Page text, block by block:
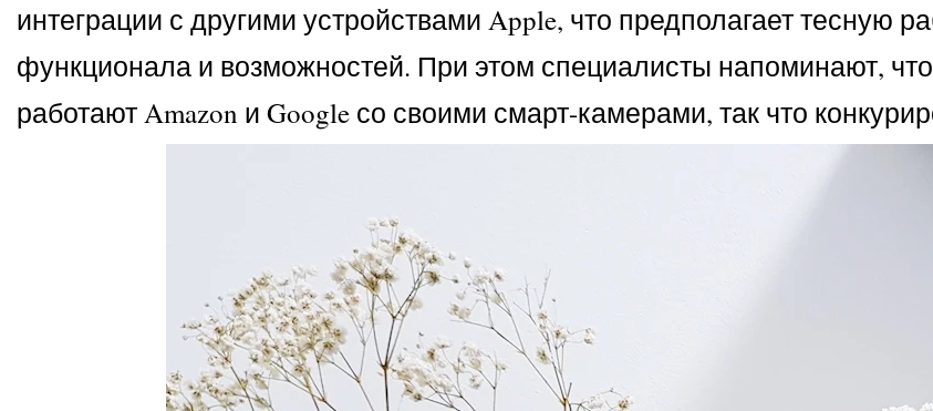
интеграции с другими устройствами Apple, что предполагает тесную
функционала и возможностей. При этом специалисты напоминают,
работают Amazon и Google со своими смарт-камерами, так что